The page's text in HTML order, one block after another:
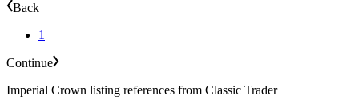
Back
1
Continue
Imperial Crown listing references from Classic Trader